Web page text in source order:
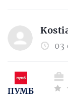
03
ПУМБ